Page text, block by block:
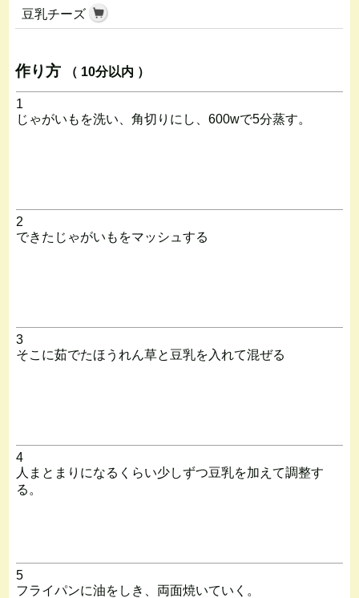
豆乳チーズ
作り方 （ 10分以内 ）
1
じゃがいもを洗い、角切りにし、600wで5分蒸す。
2
できたじゃがいもをマッシュする
3
そこに茹でたほうれん草と豆乳を入れて混ぜる
4
人まとまりになるくらい少しずつ豆乳を加えて調整す
る。
5
フライパンに油をしき、両面焼いていく。